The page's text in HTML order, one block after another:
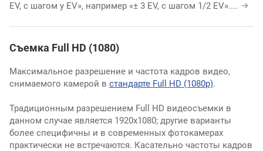
EV, с шагом y EV», например «± 3 EV, с шагом 1/2 EV»....
Съемка Full HD (1080)
Максимальное разрешение и частота кадров видео,
снимаемого камерой в стандарте Full HD (1080p).
Традиционным разрешением Full HD видеосъемки в
данном случае является 1920х1080; другие варианты
более специфичны и в современных фотокамерах
практически не встречаются. Касательно частоты кадров